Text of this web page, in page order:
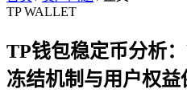
TP WALLET
TP钱包稳定币分析
冻结机制与用户权益